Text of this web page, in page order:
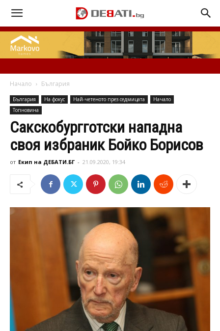
Начало България
България На фокус Най-четеното през седмицата
Начало
Топновина
Сакскобургготски нападна
своя избраник Бойко Борисов
от Екип на ДЕБАТИ.БГ - 21.09.2020, 19:34